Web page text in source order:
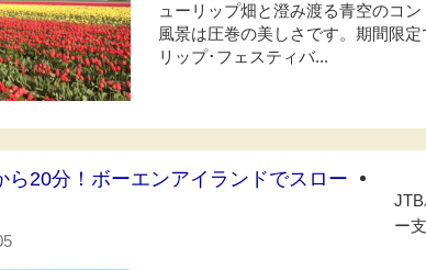
ューリップ畑と澄み渡る青空のコ
風景は圧巻の美しさです。期間限
リップ･フェスティバ...
ら20分！ボーエンアイランドでスロー
ー